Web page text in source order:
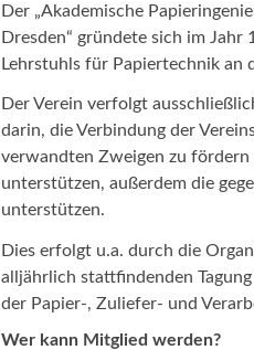
Der „Akademische
Dresden“ gründete sich im Jahr
Lehrstuhls für Papiertechnik an
Der Verein verfolgt
darin, die Verbindung der
verwandten Zweigen zu fördern
unterstützen, außerdem die
unterstützen.
Dies erfolgt u.a. durch die
alljährlich stattfindenden
der Papier-, Zuliefer- und
Wer kann Mitglied werden?